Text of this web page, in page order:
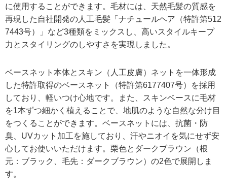
に使用することができます。毛材には、天然毛髪の質感を
再現した自社開発の人工毛髪「ナチュールヘア（特許第512
7443号）」など3種類をミックスし、高いスタイルキープ
力とスタイリングのしやすさを実現しました。
ベースネット本体とスキン（人工皮膚）ネットを一体形成
した特許取得のベースネット（特許第6177407号）を採用
しており、軽いつけ心地です。また、スキンベースに毛材
を1本ずつ細かく植えることで、地肌のような自然な分け目
をつくることができます。ベースネットには、抗菌・防
臭、UVカット加工を施しており、汗やニオイを気にせず安
心してお使いいただけます。栗色とダークブラウン（根
元：ブラック、毛先：ダークブラウン）の2色で展開しま
す。